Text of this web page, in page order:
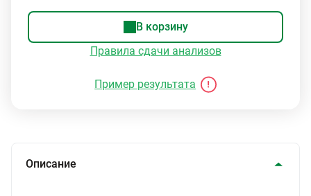
В корзину
Правила сдачи анализов
Пример результата
Описание